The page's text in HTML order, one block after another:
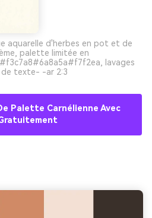
aquarelle d'herbes en pot et de
palette limitée en
lavages
de texte- -ar 2:3
Palette Carnélienne Avec